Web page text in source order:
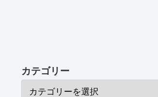
カテゴリー